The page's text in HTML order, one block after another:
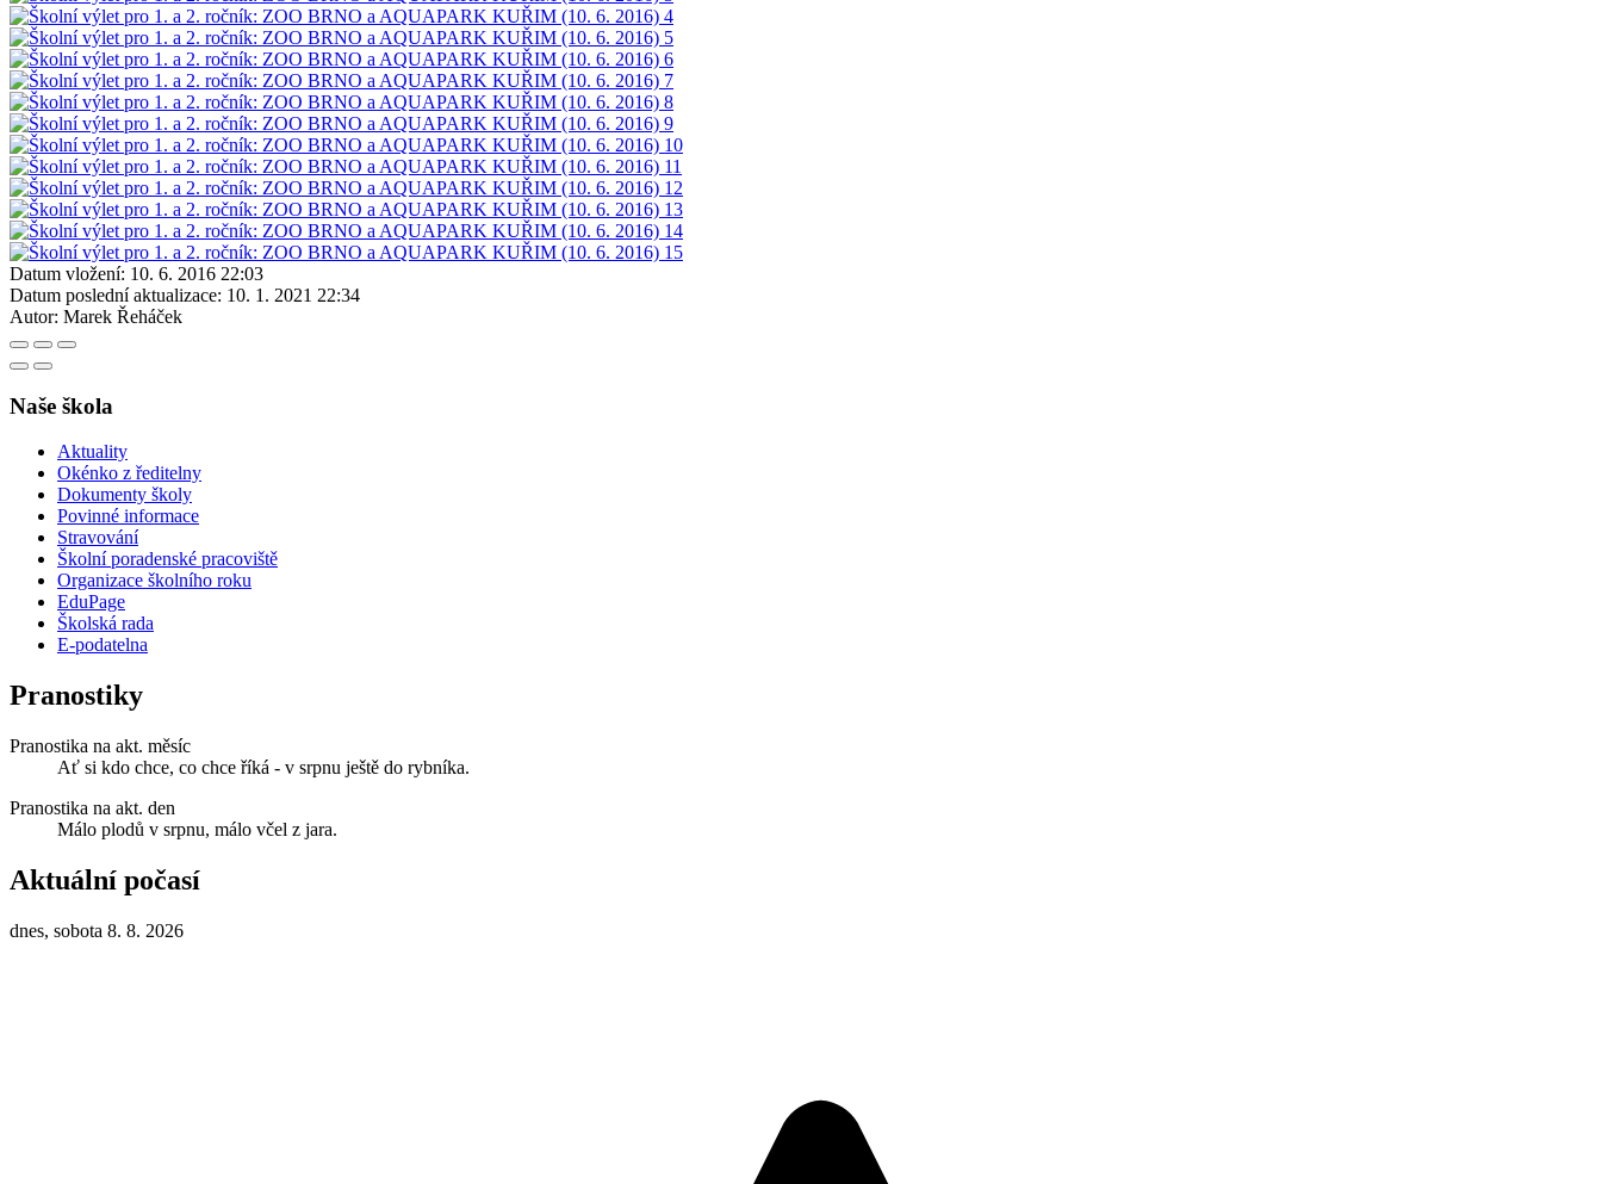
Datum vložení: 10. 6. 2016 22:03
Datum poslední aktualizace: 10. 1. 2021 22:34
Autor: Marek Řeháček
Naše škola
Aktuality
Okénko z ředitelny
Dokumenty školy
Povinné informace
Stravování
Školní poradenské pracoviště
Organizace školního roku
EduPage
Školská rada
E-podatelna
Pranostiky
Pranostika na akt. měsíc
Ať si kdo chce, co chce říká - v srpnu ještě do rybníka.
Pranostika na akt. den
Málo plodů v srpnu, málo včel z jara.
Aktuální počasí
dnes, sobota 8. 8. 2026